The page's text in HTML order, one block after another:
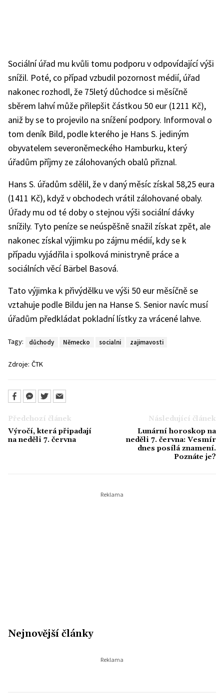
Sociální úřad mu kvůli tomu podporu v odpovídající výši
snížil. Poté, co případ vzbudil pozornost médií, úřad
nakonec rozhodl, že 75letý důchodce si měsíčně
sběrem lahví může přilepšit částkou 50 eur (1211 Kč),
aniž by se to projevilo na snížení podpory. Informoval o
tom deník Bild, podle kterého je Hans S. jediným
obyvatelem severoněmeckého Hamburku, který
úřadům příjmy ze zálohovaných obalů přiznal.
Hans S. úřadům sdělil, že v daný měsíc získal 58,25 eura
(1411 Kč), když v obchodech vrátil zálohované obaly.
Úřady mu od té doby o stejnou výši sociální dávky
snížily. Tyto peníze se neúspěšně snažil získat zpět, ale
nakonec získal výjimku po zájmu médií, kdy se k
případu vyjádřila i spolková ministryně práce a
sociálních věcí Bärbel Basová.
Tato výjimka k přivýdělku ve výši 50 eur měsíčně se
vztahuje podle Bildu jen na Hanse S. Senior navíc musí
úřadům předkládat pokladní lístky za vrácené lahve.
Tagy: důchody Německo socialni zajimavosti
Zdroje: ČTK
Předchozí článek
Výročí, která připadají
na neděli 7. června
Následující článek
Lunární horoskop na
neděli 7. června: Vesmír
dnes posílá znamení.
Poznáte je?
Nejnovější články